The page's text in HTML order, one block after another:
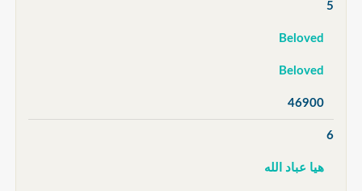
5
Beloved
Beloved
46900
6
هيا عباد الله